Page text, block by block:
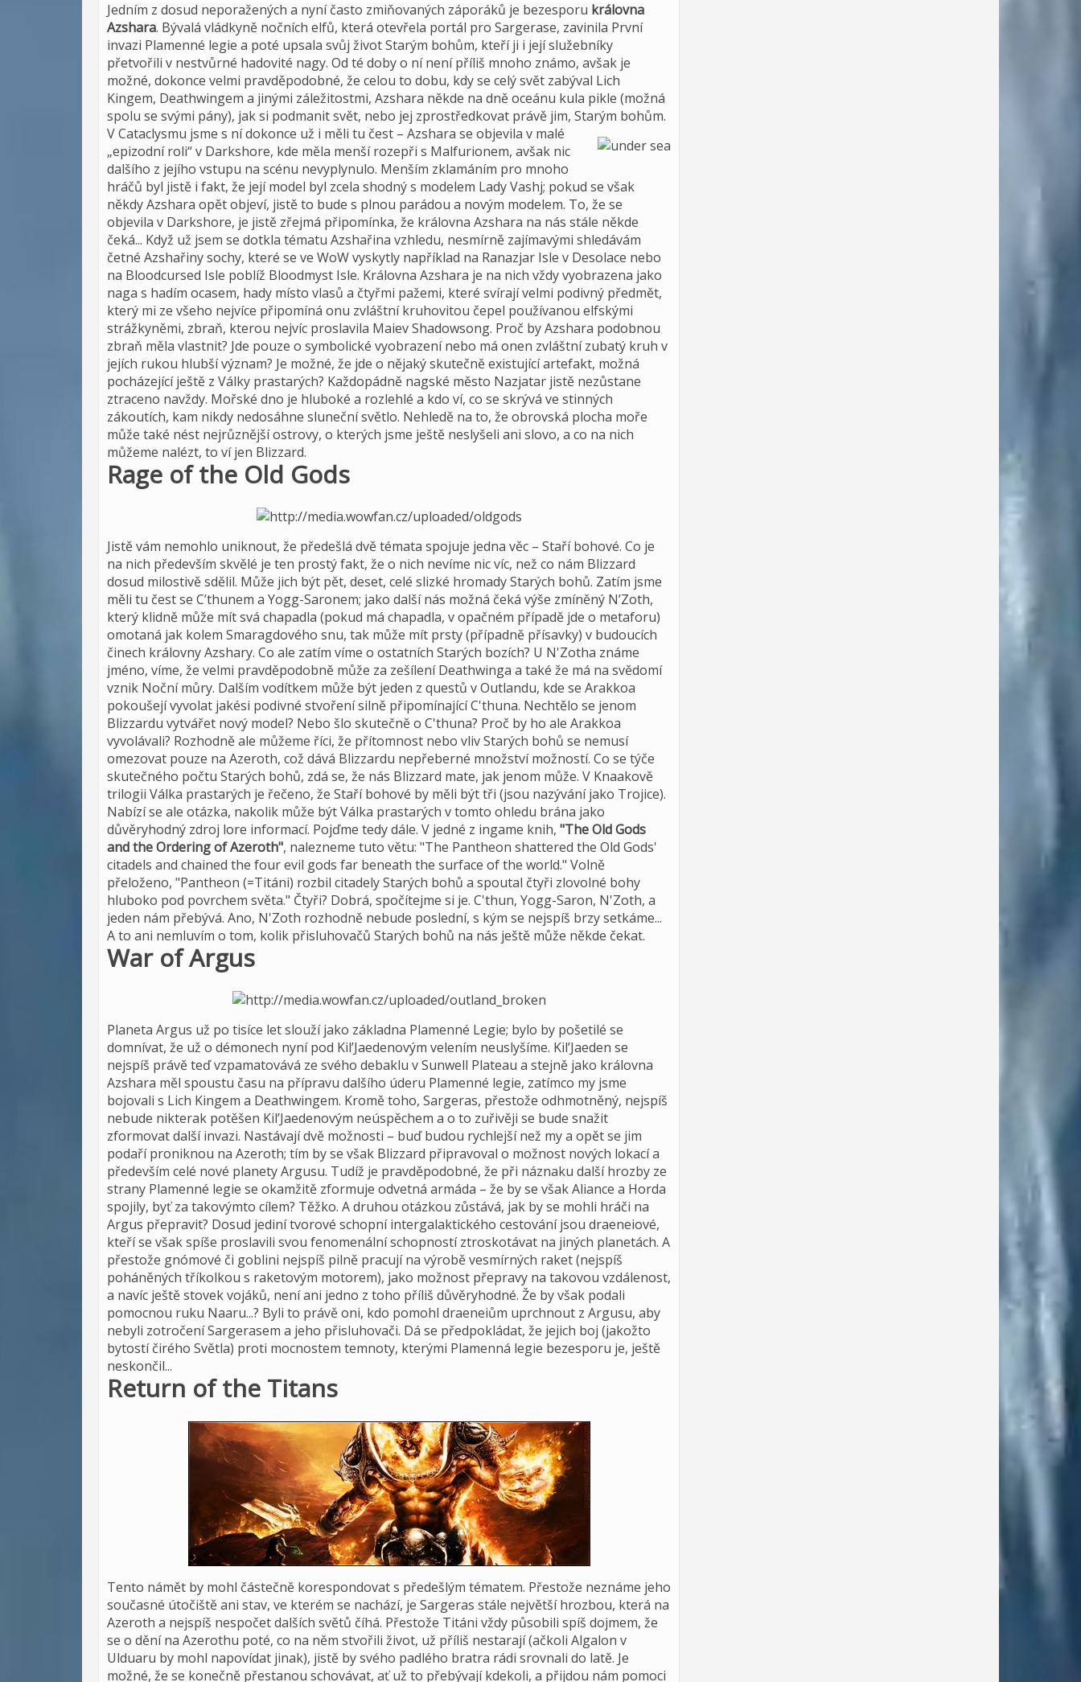
Jedním z dosud neporažených a nyní často zmiňovaných záporáků je bezesporu královna
Azshara. Bývalá vládkyně nočních elfů, která otevřela portál pro Sargerase, zavinila První
invazi Plamenné legie a poté upsala svůj život Starým bohům, kteří ji i její služebníky
přetvořili v nestvůrné hadovité nagy. Od té doby o ní není příliš mnoho známo, avšak je
možné, dokonce velmi pravděpodobné, že celou to dobu, kdy se celý svět zabýval Lich
Kingem, Deathwingem a jinými záležitostmi, Azshara někde na dně oceánu kula pikle (možná
spolu se svými pány), jak si podmanit svět, nebo jej zprostředkovat právě jim, Starým bohům.
V Cataclysmu jsme s ní dokonce už i měli tu čest – Azshara se objevila v malé
„epizodní roli“ v Darkshore, kde měla menší rozepři s Malfurionem, avšak nic
dalšího z jejího vstupu na scénu nevyplynulo. Menším zklamáním pro mnoho
hráčů byl jistě i fakt, že její model byl zcela shodný s modelem Lady Vashj; pokud se však
někdy Azshara opět objeví, jistě to bude s plnou parádou a novým modelem. To, že se
objevila v Darkshore, je jistě zřejmá připomínka, že královna Azshara na nás stále někde
čeká... Když už jsem se dotkla tématu Azshařina vzhledu, nesmírně zajímavými shledávám
četné Azshařiny sochy, které se ve WoW vyskytly například na Ranazjar Isle v Desolace nebo
na Bloodcursed Isle poblíž Bloodmyst Isle. Královna Azshara je na nich vždy vyobrazena jako
naga s hadím ocasem, hady místo vlasů a čtyřmi pažemi, které svírají velmi podivný předmět,
který mi ze všeho nejvíce připomíná onu zvláštní kruhovitou čepel používanou elfskými
strážkyněmi, zbraň, kterou nejvíc proslavila Maiev Shadowsong. Proč by Azshara podobnou
zbraň měla vlastnit? Jde pouze o symbolické vyobrazení nebo má onen zvláštní zubatý kruh v
jejích rukou hlubší význam? Je možné, že jde o nějaký skutečně existující artefakt, možná
pocházející ještě z Války prastarých? Každopádně nagské město Nazjatar jistě nezůstane
ztraceno navždy. Mořské dno je hluboké a rozlehlé a kdo ví, co se skrývá ve stinných
zákoutích, kam nikdy nedosáhne sluneční světlo. Nehledě na to, že obrovská plocha moře
může také nést nejrůznější ostrovy, o kterých jsme ještě neslyšeli ani slovo, a co na nich
můžeme nalézt, to ví jen Blizzard.
Rage of the Old Gods
Jistě vám nemohlo uniknout, že předešlá dvě témata spojuje jedna věc – Staří bohové. Co je
na nich především skvělé je ten prostý fakt, že o nich nevíme nic víc, než co nám Blizzard
dosud milostivě sdělil. Může jich být pět, deset, celé slizké hromady Starých bohů. Zatím jsme
měli tu čest se C’thunem a Yogg-Saronem; jako další nás možná čeká výše zmíněný N’Zoth,
který klidně může mít svá chapadla (pokud má chapadla, v opačném případě jde o metaforu)
omotaná jak kolem Smaragdového snu, tak může mít prsty (případně přísavky) v budoucích
činech královny Azshary. Co ale zatím víme o ostatních Starých bozích? U N'Zotha známe
jméno, víme, že velmi pravděpodobně může za zešílení Deathwinga a také že má na svědomí
vznik Noční můry. Dalším vodítkem může být jeden z questů v Outlandu, kde se Arakkoa
pokoušejí vyvolat jakési podivné stvoření silně připomínající C'thuna. Nechtělo se jenom
Blizzardu vytvářet nový model? Nebo šlo skutečně o C'thuna? Proč by ho ale Arakkoa
vyvolávali? Rozhodně ale můžeme říci, že přítomnost nebo vliv Starých bohů se nemusí
omezovat pouze na Azeroth, což dává Blizzardu nepřeberné množství možností. Co se týče
skutečného počtu Starých bohů, zdá se, že nás Blizzard mate, jak jenom může. V Knaakově
trilogii Válka prastarých je řečeno, že Staří bohové by měli být tři (jsou nazývání jako Trojice).
Nabízí se ale otázka, nakolik může být Válka prastarých v tomto ohledu brána jako
důvěryhodný zdroj lore informací. Pojďme tedy dále. V jedné z ingame knih, "The Old Gods
and the Ordering of Azeroth", nalezneme tuto větu: "The Pantheon shattered the Old Gods'
citadels and chained the four evil gods far beneath the surface of the world." Volně
přeloženo, "Pantheon (=Titáni) rozbil citadely Starých bohů a spoutal čtyři zlovolné bohy
hluboko pod povrchem světa." Čtyři? Dobrá, spočítejme si je. C'thun, Yogg-Saron, N'Zoth, a
jeden nám přebývá. Ano, N'Zoth rozhodně nebude poslední, s kým se nejspíš brzy setkáme...
A to ani nemluvím o tom, kolik přisluhovačů Starých bohů na nás ještě může někde čekat.
War of Argus
Planeta Argus už po tisíce let slouží jako základna Plamenné Legie; bylo by pošetilé se
domnívat, že už o démonech nyní pod Kil’Jaedenovým velením neuslyšíme. Kil’Jaeden se
nejspíš právě teď vzpamatovává ze svého debaklu v Sunwell Plateau a stejně jako královna
Azshara měl spoustu času na přípravu dalšího úderu Plamenné legie, zatímco my jsme
bojovali s Lich Kingem a Deathwingem. Kromě toho, Sargeras, přestože odhmotněný, nejspíš
nebude nikterak potěšen Kil’Jaedenovým neúspěchem a o to zuřivěji se bude snažit
zformovat další invazi. Nastávají dvě možnosti – buď budou rychlejší než my a opět se jim
podaří proniknou na Azeroth; tím by se však Blizzard připravoval o možnost nových lokací a
především celé nové planety Argusu. Tudíž je pravděpodobné, že při náznaku další hrozby ze
strany Plamenné legie se okamžitě zformuje odvetná armáda – že by se však Aliance a Horda
spojily, byť za takovýmto cílem? Těžko. A druhou otázkou zůstává, jak by se mohli hráči na
Argus přepravit? Dosud jediní tvorové schopní intergalaktického cestování jsou draeneiové,
kteří se však spíše proslavili svou fenomenální schopností ztroskotávat na jiných planetách. A
přestože gnómové či goblini nejspíš pilně pracují na výrobě vesmírných raket (nejspíš
poháněných tříkolkou s raketovým motorem), jako možnost přepravy na takovou vzdálenost,
a navíc ještě stovek vojáků, není ani jedno z toho příliš důvěryhodné. Že by však podali
pomocnou ruku Naaru...? Byli to právě oni, kdo pomohl draeneiům uprchnout z Argusu, aby
nebyli zotročení Sargerasem a jeho přisluhovači. Dá se předpokládat, že jejich boj (jakožto
bytostí čirého Světla) proti mocnostem temnoty, kterými Plamenná legie bezesporu je, ještě
neskončil...
Return of the Titans
Tento námět by mohl částečně korespondovat s předešlým tématem. Přestože neznáme jeho
současné útočiště ani stav, ve kterém se nachází, je Sargeras stále největší hrozbou, která na
Azeroth a nejspíš nespočet dalších světů číhá. Přestože Titáni vždy působili spíš dojmem, že
se o dění na Azerothu poté, co na něm stvořili život, už příliš nestarají (ačkoli Algalon v
Ulduaru by mohl napovídat jinak), jistě by svého padlého bratra rádi srovnali do latě. Je
možné, že se konečně přestanou schovávat, ať už to přebývají kdekoli, a přijdou nám pomoci